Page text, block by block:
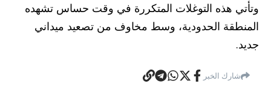
وتأتي هذه التوغلات المتكررة في وقت حساس تشهده
المنطقة الحدودية، وسط مخاوف من تصعيد ميداني
جديد.
شارك الخبر